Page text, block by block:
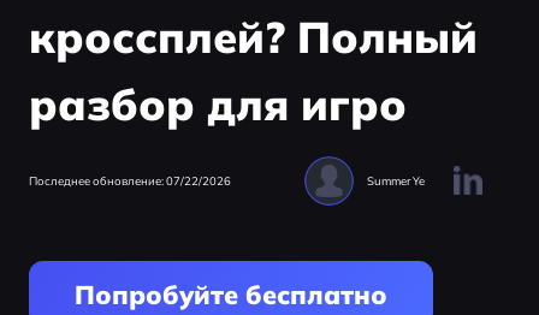
кроссплей? Полный
разбор для игро
Последнее обновление: 07/22/2026 Summer Ye
Попробуйте бесплатно